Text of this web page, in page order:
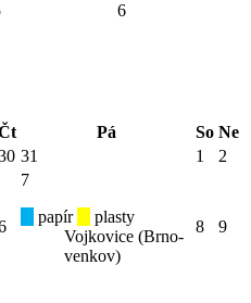
6
Pá So Ne
31 1 2
7
papír
plasty
Vojkovice (Brno-
venkov)
8 9